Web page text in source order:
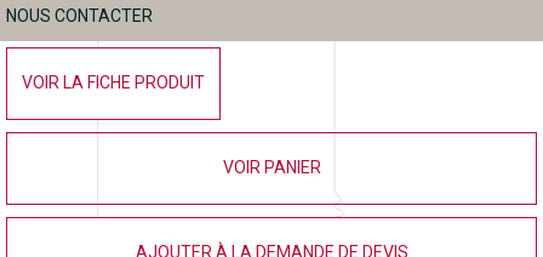
NOUS CONTACTER
VOIR LA FICHE PRODUIT
VOIR PANIER
AJOUTER À LA DEMANDE DE DEVIS